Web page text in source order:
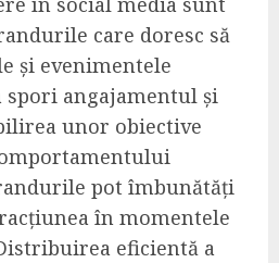
care doresc să
și evenimentele
spori angajamentul și
unor obiective
pot îmbunătăți
în momentele
eficientă a